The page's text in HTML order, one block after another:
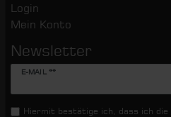
Login
Mein Konto
Newsletter
E-MAIL **
Newsletter
Hiermit bestätige ich, dass ich die